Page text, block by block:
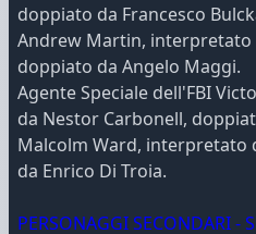
doppiato da Francesco
Andrew Martin, interpretato
doppiato da Angelo Maggi.
Agente Speciale dell'FBI
da Nestor Carbonell,
Malcolm Ward, interpretato
da Enrico Di Troia.
PERSONAGGI SECONDARI -